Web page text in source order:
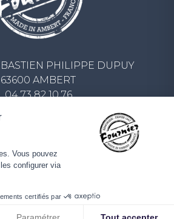
PHILIPPE DUPUY
63600 AMBERT
04 73 82 10 76
NOUS UN MESSAGE
Vous pouvez
configurer via
certifiés par